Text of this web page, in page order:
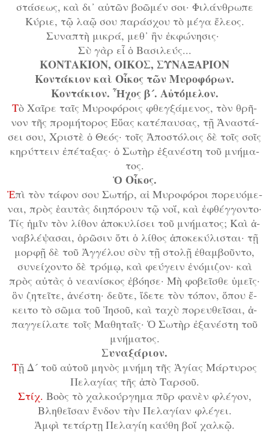
στά­σε­ως, καὶ δι᾿ αὐ­τῶν βο­ῶ­μέν σοι· Φι­λάν­θρω­πε
Κύ­ρι­ε, τῷ λα­ῷ σου πα­ρά­σχου τὸ μέ­γα ἔ­λε­ος.
Συ­να­πτὴ μι­κρά, μεθ᾿ ἣν ἐκ­φώ­νη­σις·
Σὺ γὰρ εἶ ὁ Βα­σι­λεύς...
ΚΟΝΤΑΚΙΟΝ, ΟΙΚΟΣ, ΣΥΝΑΞΑΡΙΟΝ
Κον­τά­κι­ον καὶ Οἶ­κος τῶν Μυ­ρο­φό­ρων.
Κον­τά­κι­ον. Ἦ­χος β´. Αὐ­τό­με­λον.
Τὸ Χαῖ­ρε ταῖς Μυ­ρο­φό­ροις φθεγ­ξά­με­νος, τὸν θρῆ­
νον τῆς προ­μή­το­ρος Εὔ­ας κα­τέ­παυ­σας, τῇ Ἀ­να­στά­
σει σου, Χρι­στὲ ὁ Θε­ός· τοῖς Ἀ­πο­στό­λοις δὲ τοῖς σοῖς
κη­ρύτ­τειν ἐ­πέ­τα­ξας· ὁ Σω­τὴρ ἐ­ξα­νέ­στη τοῦ μνή­μα­
τος.
Ὁ Οἶ­κος.
Ἐ­πὶ τὸν τά­φον σου Σω­τήρ, αἱ Μυ­ρο­φό­ροι πο­ρευ­ό­με­
ναι, πρὸς ἑ­αυ­τὰς δι­η­πό­ρουν τῷ νο­ΐ, καὶ ἐ­φθέγ­γον­το·
Τίς ἡ­μῖν τὸν λί­θον ἀ­πο­κυ­λί­σει τοῦ μνή­μα­τος; Καὶ ἀ­
να­βλέ­ψα­σαι, ὁ­ρῶ­σιν ὅ­τι ὁ λί­θος ἀ­πο­κε­κύ­λι­σται· τῇ
μορ­φῇ δὲ τοῦ Ἀγ­γέ­λου σὺν τῇ στο­λῇ ἐ­θαμ­βοῦν­το,
συ­νεί­χον­το δὲ τρό­μῳ, καὶ φεύ­γειν ἐ­νό­μι­ζον· καὶ
πρὸς αὐ­τὰς ὁ νε­α­νί­σκος ἐ­βό­η­σε· Μὴ φο­βεῖ­σθε ὑ­μεῖς·
ὃν ζη­τεῖ­τε, ἀ­νέ­στη· δεῦ­τε, ἴ­δε­τε τὸν τό­πον, ὅ­που ἔ­
κει­το τὸ σῶ­μα τοῦ Ἰ­η­σοῦ, καὶ τα­χὺ πο­ρευ­θεῖ­σαι, ἀ­
παγ­γεί­λα­τε τοῖς Μα­θη­ταῖς· Ὁ Σω­τὴρ ἐ­ξα­νέ­στη τοῦ
μνή­μα­τος.
Συ­να­ξά­ρι­ον.
Τῇ Δ´ τοῦ αὐ­τοῦ μη­νὸς μνή­μη τῆς Ἁ­γί­ας Μάρ­τυ­ρος
Πε­λα­γί­ας τῆς ἀ­πὸ Ταρ­σοῦ.
Στίχ. Βο­ὸς τὸ χαλ­κούρ­γη­μα πῦρ φα­νὲν φλέ­γον,
Βληθεῖσαν ἔνδον τὴν Πελαγίαν φλέγει.
Ἀμ­φὶ τε­τάρ­τῃ Πε­λα­γί­η καύ­θη βο­ΐ χαλ­κῷ.